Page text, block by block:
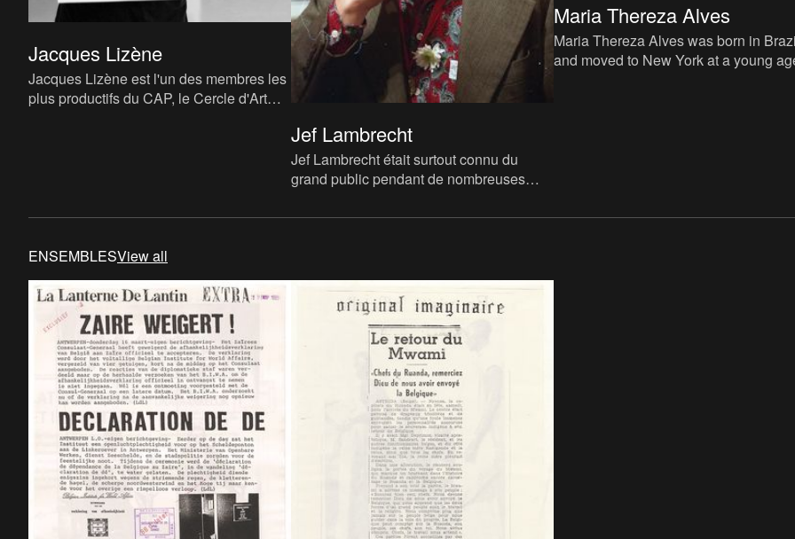
Jacques Lizène
Jacques Lizène est l'un des membres les
plus productifs du CAP, le Cercle d'Art
Jef Lambrecht
Jef Lambrecht était surtout connu du
grand public pendant de nombreuses
d'information de la radio BRT (Rad
Maria Thereza Alves
Maria Thereza Alves was born in
and moved to New York at a young
ENSEMBLESView all